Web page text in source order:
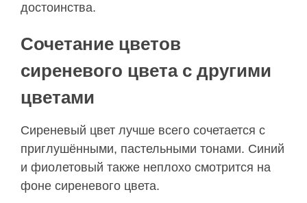
достоинства.
Сочетание цветов
сиреневого цвета с другими
цветами
Сиреневый цвет лучше всего сочетается с
приглушёнными, пастельными тонами. Синий
и фиолетовый также неплохо смотрится на
фоне сиреневого цвета.